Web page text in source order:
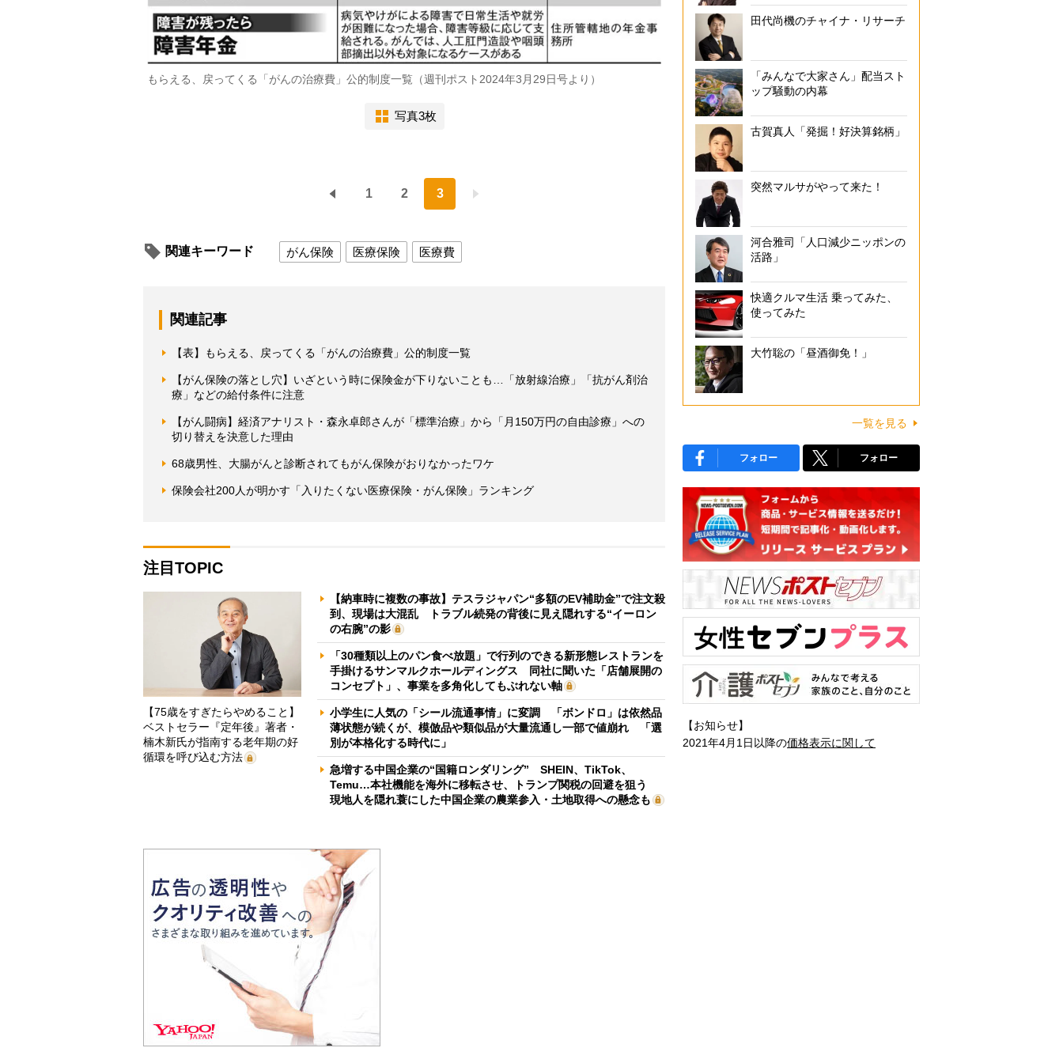
もらえる、戻ってくる「がんの治療費」公的制度一覧（週刊ポスト2024年3月29日号より）
写真3枚
1 2 3
関連キーワード がん保険 医療保険 医療費
関連記事
【表】もらえる、戻ってくる「がんの治療費」公的制度一覧
【がん保険の落とし穴】いざという時に保険金が下りないことも…「放射線治療」「抗がん剤治
療」などの給付条件に注意
【がん闘病】経済アナリスト・森永卓郎さんが「標準治療」から「月150万円の自由診療」への
切り替えを決意した理由
68歳男性、大腸がんと診断されてもがん保険がおりなかったワケ
保険会社200人が明かす「入りたくない医療保険・がん保険」ランキング
注目TOPIC
【75歳をすぎたらやめること】
ベストセラー『定年後』著者・
楠木新氏が指南する老年期の好
循環を呼び込む方法
【納車時に複数の事故】テスラジャパン“多額のEV補助金”で注文殺
到、現場は大混乱 トラブル続発の背後に見え隠れする“イーロン
の右腕”の影
「30種類以上のパン食べ放題」で行列のできる新形態レストランを
手掛けるサンマルクホールディングス 同社に聞いた「店舗展開の
コンセプト」、事業を多角化してもぶれない軸
小学生に人気の「シール流通事情」に変調 「ボンドロ」は依然品
薄状態が続くが、模倣品や類似品が大量流通し一部で値崩れ 「選
別が本格化する時代に」
急増する中国企業の“国籍ロンダリング” SHEIN、TikTok、
Temu…本社機能を海外に移転させ、トランプ関税の回避を狙う
現地人を隠れ蓑にした中国企業の農業参入・土地取得への懸念も
田代尚機のチャイナ・リサーチ
「みんなで大家さん」配当スト
ップ騒動の内幕
古賀真人「発掘！好決算銘柄」
突然マルサがやって来た！
河合雅司「人口減少ニッポンの
活路」
快適クルマ生活 乗ってみた、
使ってみた
大竹聡の「昼酒御免！」
一覧を見る
フォロー フォロー
【お知らせ】
2021年4月1日以降の価格表示に関して